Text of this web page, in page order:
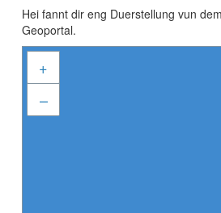
Hei fannt dir eng Duerstellung vun
Geoportal.
+
–